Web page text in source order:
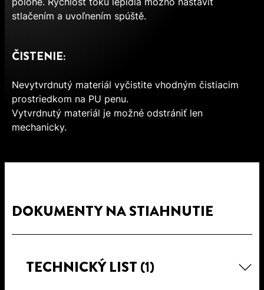
stlačením a uvoľnením spúště.
ČISTENIE:
Nevytvrdnutý materiál vyčistite vhodným čistiacim
prostriedkom na PU penu.
Vytvrdnutý materiál je možné odstrániť len
mechanicky.
DOKUMENTY NA STIAHNUTIE
TECHNICKÝ LIST (1)